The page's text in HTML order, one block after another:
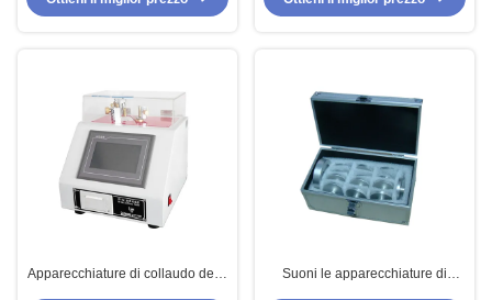
Apparecchiature di collaudo della
Suoni le apparecchiature di